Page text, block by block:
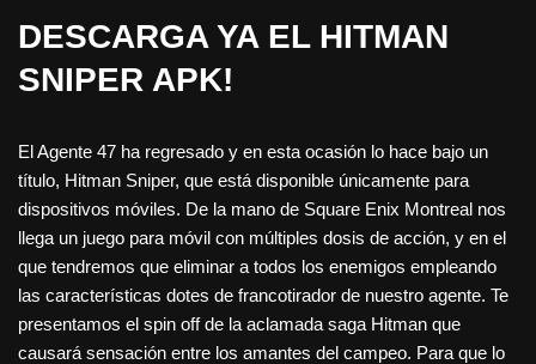
DESCARGA YA EL HITMAN
SNIPER APK!
El Agente 47 ha regresado y en esta ocasión lo hace bajo un
título, Hitman Sniper, que está disponible únicamente para
dispositivos móviles. De la mano de Square Enix Montreal nos
llega un juego para móvil con múltiples dosis de acción, y en el
que tendremos que eliminar a todos los enemigos empleando
las características dotes de francotirador de nuestro agente. Te
presentamos el spin off de la aclamada saga Hitman que
causará sensación entre los amantes del campeo. Para que lo